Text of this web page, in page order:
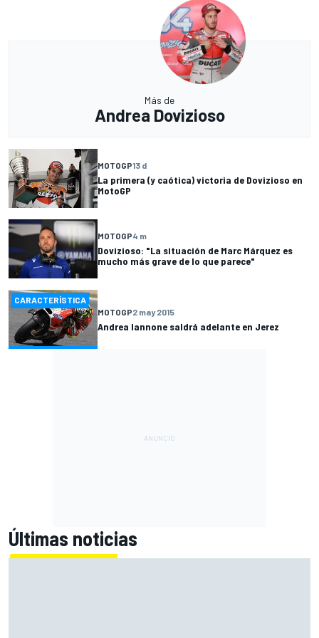
Más de
Andrea Dovizioso
MOTOGP13 d
La primera (y caótica) victoria de Dovizioso en
MotoGP
MOTOGP4 m
Dovizioso: "La situación de Marc Márquez es
mucho más grave de lo que parece"
CARACTERÍSTICA
MOTOGP2 may 2015
Andrea Iannone saldrá adelante en Jerez
Últimas noticias